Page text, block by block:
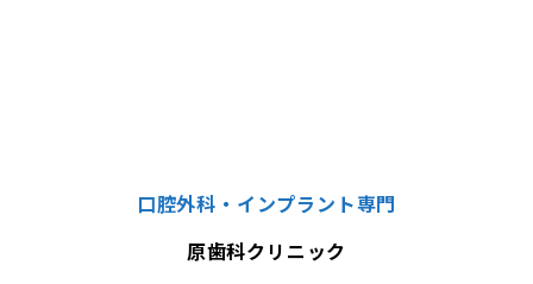
口腔外科・インプラント専門
原歯科クリニック